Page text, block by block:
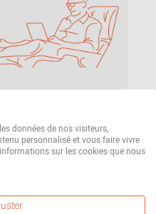
de nous ? Un service
Du premier
commande. Pour en
ici.
données de nos visiteurs,
personnalisé et vous faire vivre
sur les cookies que nous